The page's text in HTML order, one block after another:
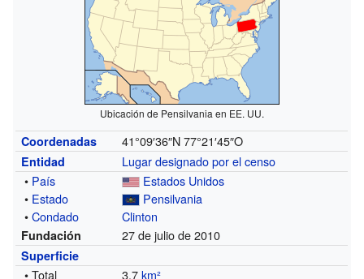
Ubicación de Pensilvania en EE. UU.
Coordenadas 41°09′36″N 77°21′45″O
Entidad
Lugar designado por el censo
• País
Estados Unidos
• Estado
Pensilvania
•Condado Clinton
Fundación 27 de julio de 2010
Superficie
• Total 3.7km²